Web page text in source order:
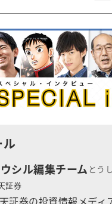
ル
ウシル編集チーム とう
証券
証券の投資情報メディ